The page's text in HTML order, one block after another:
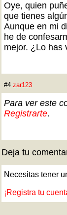
Oye, quien
que tienes
Aunque en mi
he de
mejor. ¿Lo has
#4 zar123
Para ver este
Registrarte.
Deja tu
Necesitas tener
¡Registra tu